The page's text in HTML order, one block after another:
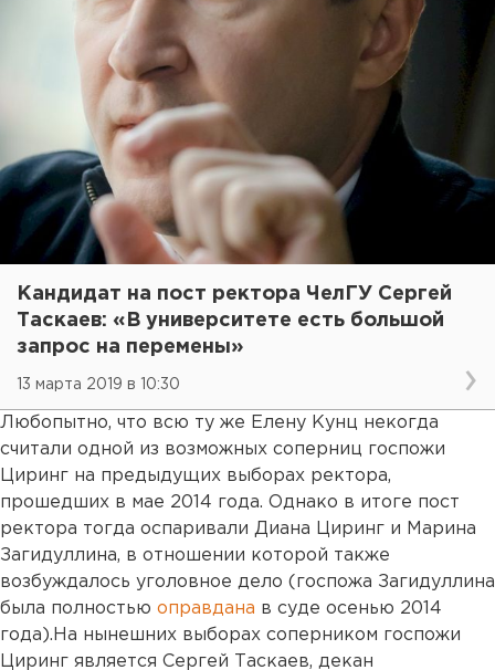
Кандидат на пост ректора ЧелГУ Сергей
Таскаев: «В университете есть большой
запрос на перемены»
13 марта 2019 в 10:30
Любопытно, что всю ту же Елену Кунц некогда
считали одной из возможных соперниц госпожи
Циринг на предыдущих выборах ректора,
прошедших в мае 2014 года. Однако в итоге пост
ректора тогда оспаривали Диана Циринг и Марина
Загидуллина, в отношении которой также
возбуждалось уголовное дело (госпожа Загидуллина
была полностью оправдана в суде осенью 2014
года).На нынешних выборах соперником госпожи
Циринг является Сергей Таскаев, декан